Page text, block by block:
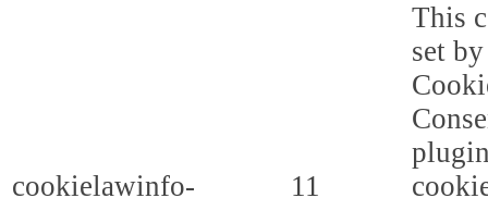
cookielawinfo-
11
This
set